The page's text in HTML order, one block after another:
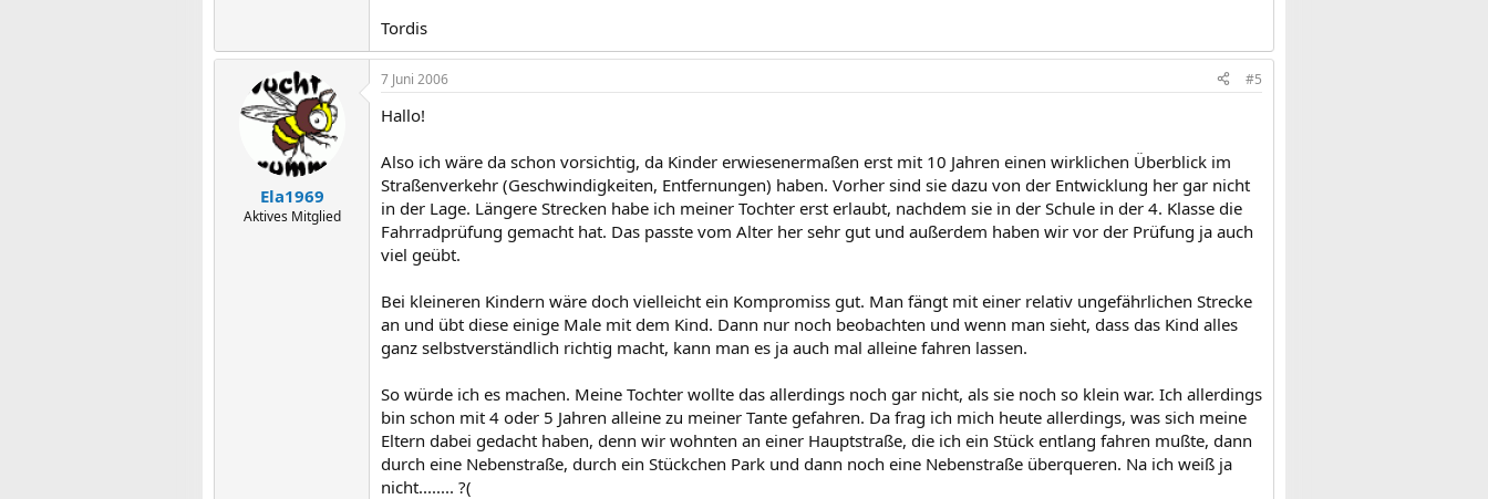
Tordis
Ela1969
Aktives Mitglied
7 Juni 2006 #5
Hallo!
Also ich wäre da schon vorsichtig, da Kinder erwiesenermaßen erst mit 10 Jahren einen wirklichen Überblick im
Straßenverkehr (Geschwindigkeiten, Entfernungen) haben. Vorher sind sie dazu von der Entwicklung her gar nicht
in der Lage. Längere Strecken habe ich meiner Tochter erst erlaubt, nachdem sie in der Schule in der 4. Klasse die
Fahrradprüfung gemacht hat. Das passte vom Alter her sehr gut und außerdem haben wir vor der Prüfung ja auch
viel geübt.
Bei kleineren Kindern wäre doch vielleicht ein Kompromiss gut. Man fängt mit einer relativ ungefährlichen Strecke
an und übt diese einige Male mit dem Kind. Dann nur noch beobachten und wenn man sieht, dass das Kind alles
ganz selbstverständlich richtig macht, kann man es ja auch mal alleine fahren lassen.
So würde ich es machen. Meine Tochter wollte das allerdings noch gar nicht, als sie noch so klein war. Ich allerdings
bin schon mit 4 oder 5 Jahren alleine zu meiner Tante gefahren. Da frag ich mich heute allerdings, was sich meine
Eltern dabei gedacht haben, denn wir wohnten an einer Hauptstraße, die ich ein Stück entlang fahren mußte, dann
durch eine Nebenstraße, durch ein Stückchen Park und dann noch eine Nebenstraße überqueren. Na ich weiß ja
nicht........ ?(